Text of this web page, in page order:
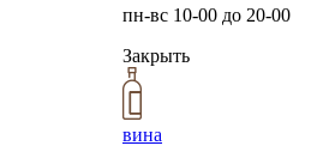
пн-вс 10-00 до 20-00
Закрыть
вина